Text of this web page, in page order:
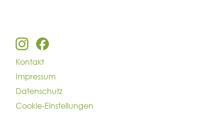
Kontakt
Impressum
Datenschutz
Cookie-Einstellungen